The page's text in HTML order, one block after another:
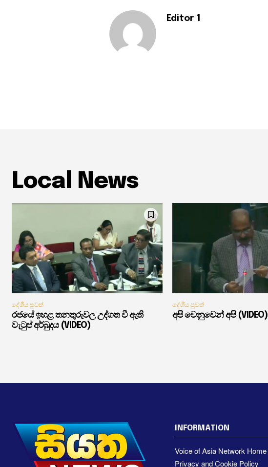
Editor 1
Local News
දේශීය පුවත්
රජයේ ඉහළ තනතුරුවල උද්ගත වී ඇති
වැටුප් අර්බුදය (VIDEO)
දේශීය පුවත්
අපි වෙනුවෙන් අපි (VIDEO)
INFORMATION
Voice of Asia Network Home
Privacy and Cookie Policy